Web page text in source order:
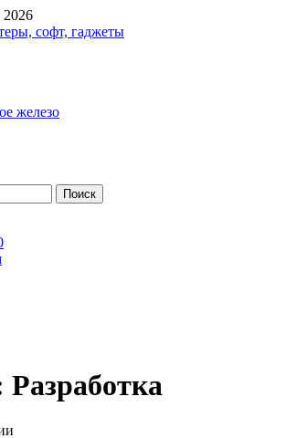
2026
железо
Разработка